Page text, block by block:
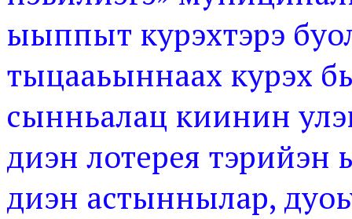
ыыппыт курэхтэрэ
тыцааьыннаах курэх
сынньалац киинин
диэн лотерея
диэн астыннылар,